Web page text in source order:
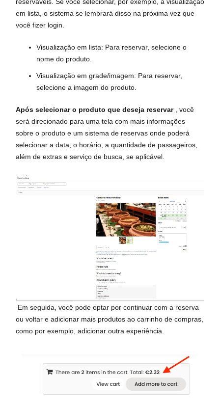
em lista, o sistema se lembrará disso na próxima vez que
você fizer login.
Visualização em lista: Para reservar, selecione o
nome do produto.
Visualização em grade/imagem: Para reservar,
selecione a imagem do produto.
Após selecionar o produto que deseja reservar, você
será direcionado para uma tela com mais informações
sobre o produto e um sistema de reservas onde poderá
selecionar a data, o horário, a quantidade de passageiros,
além de extras e serviço de busca, se aplicável.
Em seguida, você pode optar por continuar com a reserva
ou voltar e adicionar mais produtos ao carrinho de compras,
como por exemplo, adicionar outra experiência.